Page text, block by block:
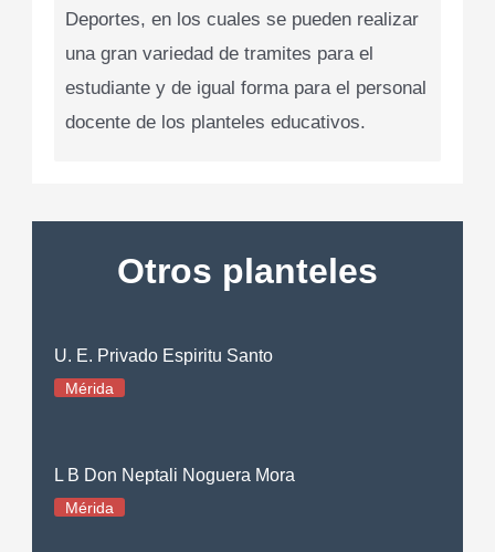
Deportes, en los cuales se pueden realizar
una gran variedad de tramites para el
estudiante y de igual forma para el personal
docente de los planteles educativos.
Otros planteles
U. E. Privado Espiritu Santo
Mérida
L B Don Neptali Noguera Mora
Mérida